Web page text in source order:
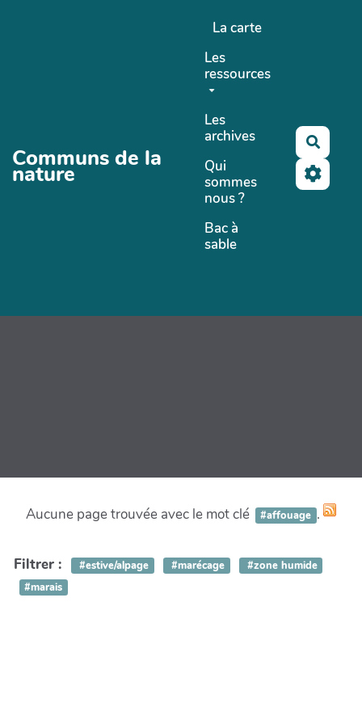
Communs de la
nature
La carte
Les
ressources
Les
archives
Qui
sommes
nous ?
Bac à
sable
Aucune page trouvée avec le mot clé #affouage .
Filtrer : #estive/alpage #marécage
#zone humide
#marais